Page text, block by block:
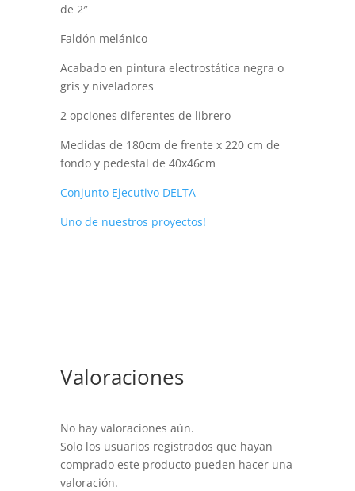
de 2″
Faldón melánico
Acabado en pintura electrostática negra o
gris y niveladores
2 opciones diferentes de librero
Medidas de 180cm de frente x 220 cm de
fondo y pedestal de 40x46cm
Conjunto Ejecutivo DELTA
Uno de nuestros proyectos!
Valoraciones
No hay valoraciones aún.
Solo los usuarios registrados que hayan
comprado este producto pueden hacer una
valoración.